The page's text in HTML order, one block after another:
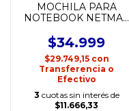
MOCHILA PARA
NOTEBOOK NETMAK
NM-MCH16
$34.999
$29.749,15 con
Transferencia o
Efectivo
3 cuotas sin interés de
$11.666,33